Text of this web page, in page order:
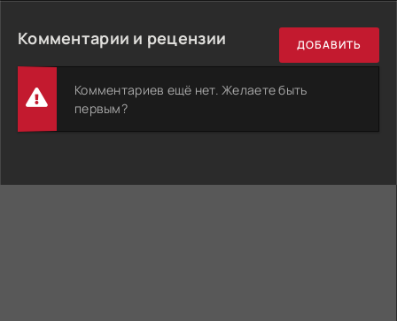
Комментарии и рецензии ДОБАВИТЬ
Комментариев ещё нет. Желаете быть
первым?